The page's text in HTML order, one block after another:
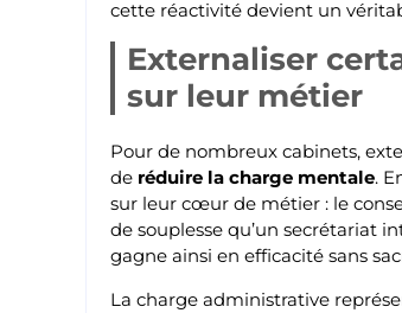
cette réactivité devient un
Externaliser
sur leur métier
Pour de nombreux cabinets,
de réduire la charge mentale.
sur leur cœur de métier : le
de souplesse qu’un secrétariat
gagne ainsi en efficacité sans
La charge administrative